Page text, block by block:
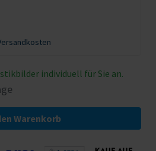
individuell für Sie an.
Warenkorb